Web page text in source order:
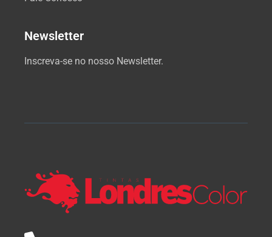
Newsletter
Inscreva-se no nosso Newsletter.